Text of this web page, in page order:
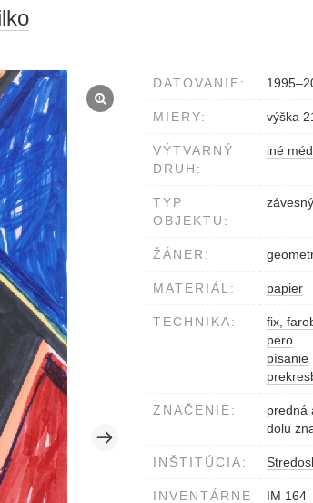
DATOVANIE:
MIERY: výška
VÝTVARNÝ
DRUH:
iné
TYP
OBJEKTU:
ŽÁNER:
MATERIÁL: papier
TECHNIKA:
fix,
pero
písanie
ZNAČENIE:
predná
dolu
INŠTITÚCIA:
INVENTÁRNE IM 164